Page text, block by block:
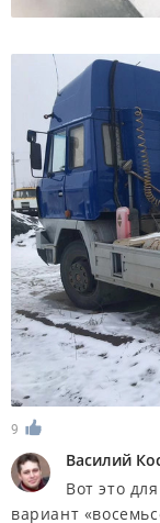
9
Василий
Вот это
вариант